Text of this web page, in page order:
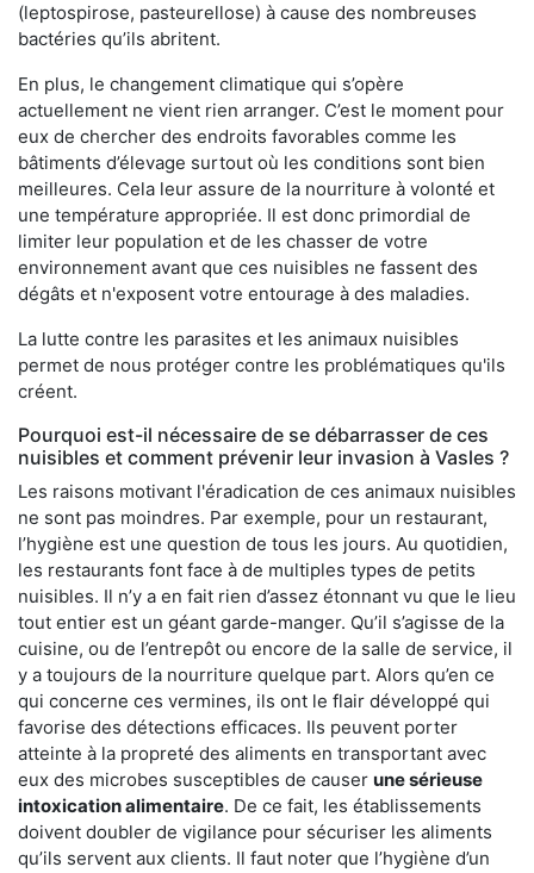
(leptospirose, pasteurellose) à cause des nombreuses
bactéries qu’ils abritent.
En plus, le changement climatique qui s’opère
actuellement ne vient rien arranger. C’est le moment pour
eux de chercher des endroits favorables comme les
bâtiments d’élevage surtout où les conditions sont bien
meilleures. Cela leur assure de la nourriture à volonté et
une température appropriée. Il est donc primordial de
limiter leur population et de les chasser de votre
environnement avant que ces nuisibles ne fassent des
dégâts et n'exposent votre entourage à des maladies.
La lutte contre les parasites et les animaux nuisibles
permet de nous protéger contre les problématiques qu'ils
créent.
Pourquoi est-il nécessaire de se débarrasser de ces
nuisibles et comment prévenir leur invasion à Vasles ?
Les raisons motivant l'éradication de ces animaux nuisibles
ne sont pas moindres. Par exemple, pour un restaurant,
l’hygiène est une question de tous les jours. Au quotidien,
les restaurants font face à de multiples types de petits
nuisibles. Il n’y a en fait rien d’assez étonnant vu que le lieu
tout entier est un géant garde-manger. Qu’il s’agisse de la
cuisine, ou de l’entrepôt ou encore de la salle de service, il
y a toujours de la nourriture quelque part. Alors qu’en ce
qui concerne ces vermines, ils ont le flair développé qui
favorise des détections efficaces. Ils peuvent porter
atteinte à la propreté des aliments en transportant avec
eux des microbes susceptibles de causer une sérieuse
intoxication alimentaire. De ce fait, les établissements
doivent doubler de vigilance pour sécuriser les aliments
qu’ils servent aux clients. Il faut noter que l’hygiène d’un